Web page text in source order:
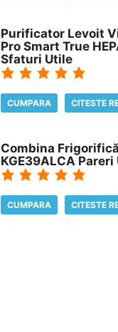
Purificator Levoit
Pro Smart True
Sfaturi Utile
CUMPARA CITESTE
Combina
KGE39ALCA Pareri
CUMPARA CITESTE